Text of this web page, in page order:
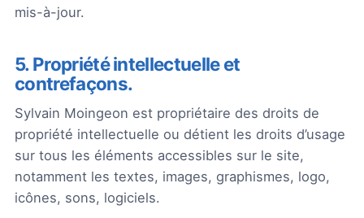
mis-à-jour.
5. Propriété intellectuelle et
contrefaçons.
Sylvain Moingeon est propriétaire des droits de
propriété intellectuelle ou détient les droits d’usage
sur tous les éléments accessibles sur le site,
notamment les textes, images, graphismes, logo,
icônes, sons, logiciels.